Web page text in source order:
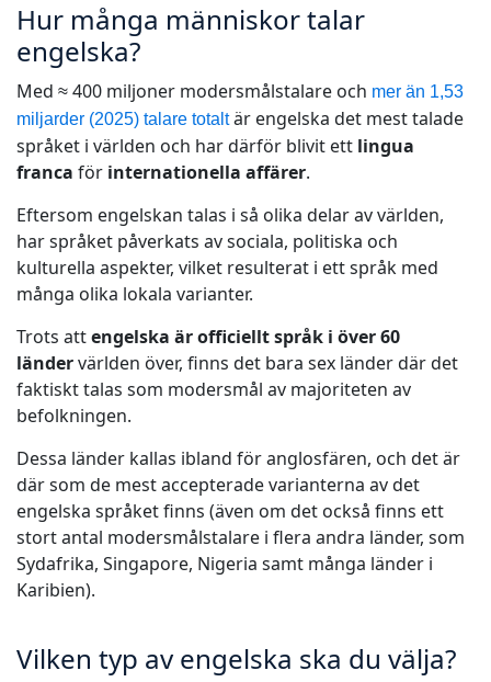
Dataservice
Förbättra AI med tillförlitliga data
Alla lösningar
Lösningar per Bransch
Life Science
Tillverkningsindustri
Finans
Juridik
Offentliga Institutioner
Försvar & Säkerhet
Meet Lia
Fast, smart and scalable AI translation
Bemästra AI-driven översättning för globala
varumärken
Tips för att frigöra effektivitet, skala och kvalitet
Karriär
Bygg din framtid tillsammans med oss
Frilansmöjligheter
Bli en del av vårt globala nätverk
Hur många människor talar
engelska?
Med ≈ 400 miljoner modersmålstalare och mer än 1,53
miljarder (2025) talare totaltär engelska det mest talade
språket i världen och har därför blivit ett lingua
franca för internationella affärer.
Eftersom engelskan talas i så olika delar av världen,
har språket påverkats av sociala, politiska och
kulturella aspekter, vilket resulterat i ett språk med
många olika lokala varianter.
Trots attengelska är officiellt språk i över 60
ländervärlden över, finns det bara sex länder där det
faktiskt talas som modersmål av majoriteten av
befolkningen.
Dessa länder kallas ibland för anglosfären, och det är
där som de mest accepterade varianterna av det
engelska språket finns (även om det också finns ett
stort antal modersmålstalare i flera andra länder, som
Sydafrika, Singapore, Nigeria samt många länder i
Karibien).
Vilken typ av engelska ska du välja?